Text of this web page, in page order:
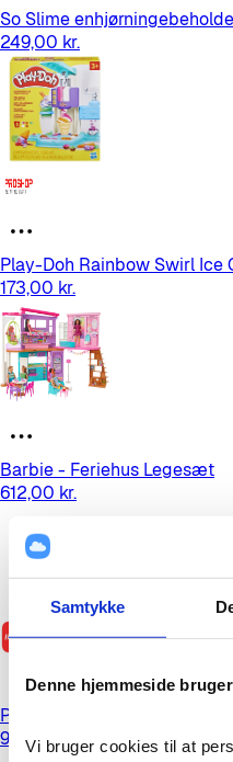
Samtykke
Denne hjemmeside
Vi bruger cookies til at
So Slime
249,00 kr.
Play-Doh Rainbow Swirl Ice
173,00 kr.
Barbie - Feriehus Legesæt
612,00 kr.
Pets Alive Hamster Mania
99,95 kr.